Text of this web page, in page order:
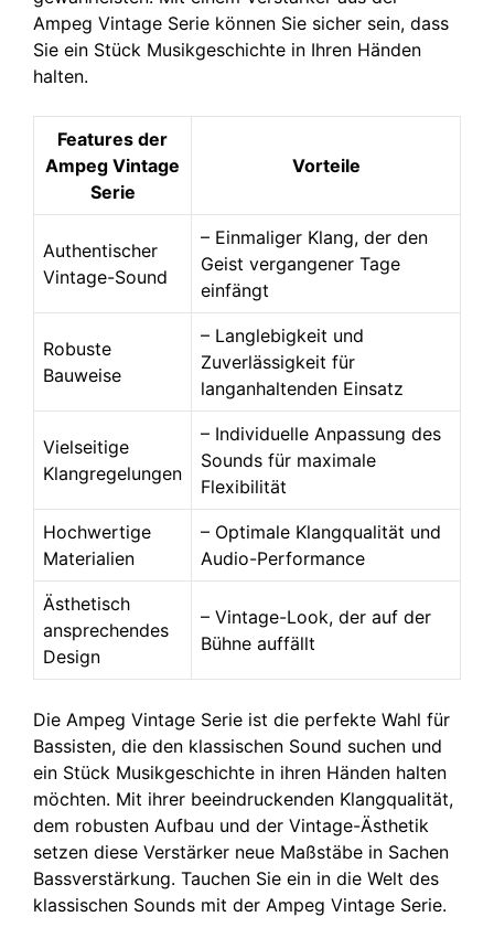
Ampeg Vintage Serie können Sie sicher sein, dass
Sie ein Stück Musikgeschichte in Ihren Händen
halten.
Features der
Ampeg Vintage
Serie
Vorteile
Authentischer
Vintage-Sound
– Einmaliger Klang, der den
Geist vergangener Tage
einfängt
Robuste
Bauweise
– Langlebigkeit und
Zuverlässigkeit für
langanhaltenden Einsatz
Vielseitige
Klangregelungen
– Individuelle Anpassung des
Sounds für maximale
Flexibilität
Hochwertige
Materialien
– Optimale Klangqualität und
Audio-Performance
Ästhetisch
ansprechendes
Design
– Vintage-Look, der auf der
Bühne auffällt
Die Ampeg Vintage Serie ist die perfekte Wahl für
Bassisten, die den klassischen Sound suchen und
ein Stück Musikgeschichte in ihren Händen halten
möchten. Mit ihrer beeindruckenden Klangqualität,
dem robusten Aufbau und der Vintage-Ästhetik
setzen diese Verstärker neue Maßstäbe in Sachen
Bassverstärkung. Tauchen Sie ein in die Welt des
klassischen Sounds mit der Ampeg Vintage Serie.